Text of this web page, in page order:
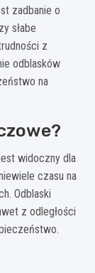
zadbanie o
słabe
z
odblasków
na
widoczny dla
czasu na
Odblaski
z odległości